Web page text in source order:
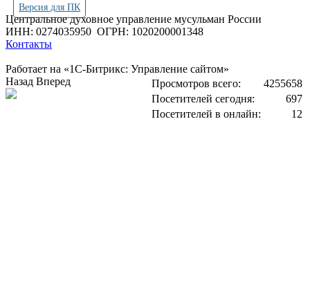
Версия для ПК
Центральное духовное управление мусульман России
ИНН: 0274035950 ОГРН: 1020200001348
Контакты
Работает на «1С-Битрикс: Управление сайтом»
Просмотров всего:
4255658
Посетителей сегодня:
697
Посетителей в онлайн:
12
Назад Вперед